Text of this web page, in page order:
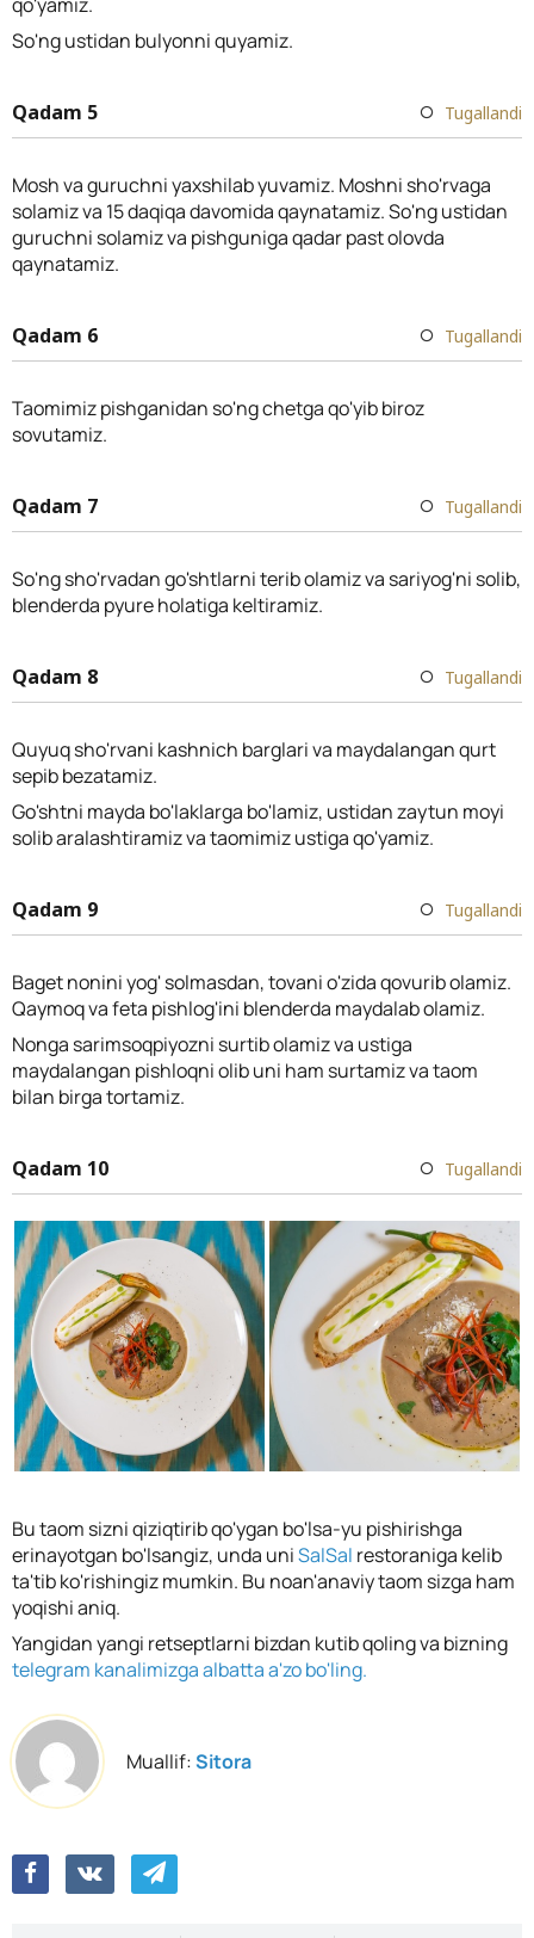
So'ng ustidan bulyonni quyamiz.
Qadam 5 Tugallandi
Mosh va guruchni yaxshilab yuvamiz. Moshni sho'rvaga
solamiz va 15 daqiqa davomida qaynatamiz. So'ng ustidan
guruchni solamiz va pishguniga qadar past olovda
qaynatamiz.
Qadam 6 Tugallandi
Taomimiz pishganidan so'ng chetga qo'yib biroz
sovutamiz.
Qadam 7 Tugallandi
So'ng sho'rvadan go'shtlarni terib olamiz va sariyog'ni solib,
blenderda pyure holatiga keltiramiz.
Qadam 8 Tugallandi
Quyuq sho'rvani kashnich barglari va maydalangan qurt
sepib bezatamiz.
Go'shtni mayda bo'laklarga bo'lamiz, ustidan zaytun moyi
solib aralashtiramiz va taomimiz ustiga qo'yamiz.
Qadam 9 Tugallandi
Baget nonini yog' solmasdan, tovani o'zida qovurib olamiz.
Qaymoq va feta pishlog'ini blenderda maydalab olamiz.
Nonga sarimsoqpiyozni surtib olamiz va ustiga
maydalangan pishloqni olib uni ham surtamiz va taom
bilan birga tortamiz.
Qadam 10 Tugallandi
Bu taom sizni qiziqtirib qo'ygan bo'lsa-yu pishirishga
erinayotgan bo'lsangiz, unda uniSalSal restoraniga kelib
ta'tib ko'rishingiz mumkin. Bu noan'anaviy taom sizga ham
yoqishi aniq.
Yangidan yangi retseptlarni bizdan kutib qoling va bizning
telegram kanalimizga albatta a'zo bo'ling.
Muallif:Sitora